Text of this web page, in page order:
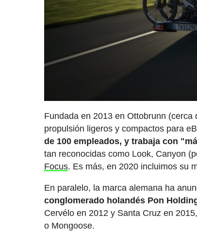
Fundada en 2013 en Ottobrunn (cerca
propulsión ligeros y compactos para
de 100 empleados, y trabaja con
tan reconocidas como Look, Canyon
Focus. Es más, en 2020 incluimos su
En paralelo, la marca alemana ha
conglomerado holandés Pon
Cervélo en 2012 y Santa Cruz en 2015,
o Mongoose.